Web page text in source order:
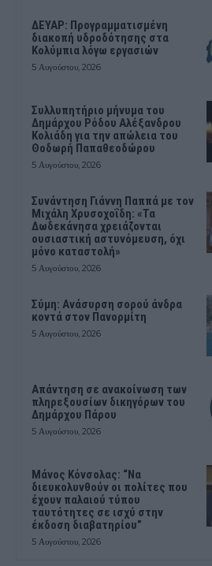
ΔΕΥΑΡ: Προγραμματισμένη
διακοπή υδροδότησης στα
Κολύμπια λόγω εργασιών
5 Αυγούστου, 2026
Συλλυπητήριο μήνυμα του
Δημάρχου Ρόδου Αλέξανδρου
Κολιάδη για την απώλεια του
Θοδωρή Παπαθεοδώρου
5 Αυγούστου, 2026
Συνάντηση Γιάννη Παππά με τον
Μιχάλη Χρυσοχοΐδη: «Τα
Δωδεκάνησα χρειάζονται
ουσιαστική αστυνόμευση, όχι
μόνο καταστολή»
5 Αυγούστου, 2026
Σύμη: Ανάσυρση σορού άνδρα
κοντά στον Πανορμίτη
5 Αυγούστου, 2026
Απάντηση σε ανακοίνωση των
πληρεξουσίων δικηγόρων του
Δημάρχου Πάρου
5 Αυγούστου, 2026
Μάνος Κόνσολας: “Να
διευκολυνθούν οι πολίτες που
έχουν παλαιού τύπου
ταυτότητες σε ισχύ στην
έκδοση διαβατηρίου”
5 Αυγούστου, 2026